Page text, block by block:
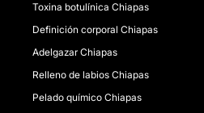
Toxina botulínica Chiapas
Definición corporal Chiapas
Adelgazar Chiapas
Relleno de labios Chiapas
Pelado químico Chiapas